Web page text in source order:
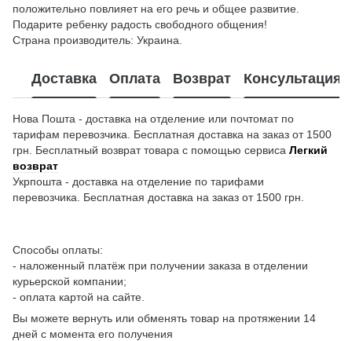
положительно повлияет на его речь и общее развитие.
Подарите ребенку радость свободного общения!
Страна производитель: Украина.
Доставка Оплата Возврат Консультация
Нова Пошта - доставка на отделение или почтомат по
тарифам перевозчика. Бесплатная доставка на заказ от 1500
грн. Бесплатный возврат товара с помощью сервиса Легкий
возврат
Укрпошта - доставка на отделение по тарифами
перевозчика. Бесплатная доставка на заказ от 1500 грн.
Способы оплаты:
- наложенный платёж при получении заказа в отделении
курьерской компании;
- оплата картой на сайте.
Вы можете вернуть или обменять товар на протяжении 14
дней с момента его получения